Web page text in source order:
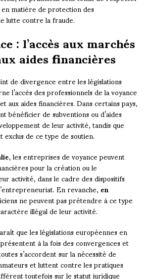
matière de protection des
lutte contre la fraude.
: l’accès aux marchés
aides financières
de divergence entre les législations
l’accès des professionnels de la voyance
aux aides financières. Dans certains pays,
bénéficier de subventions ou d’aides
de leur activité, tandis que
exclus de ce type de soutien.
, les entreprises de voyance peuvent
pour la création ou le
activité, dans le cadre des dispositifs
En revanche,en
ne peuvent pas prétendre à ce type
illégal de leur activité.
que les législations européennes en
à la fois des convergences et
s’accordent sur la nécessité de
et luttent contre les pratiques